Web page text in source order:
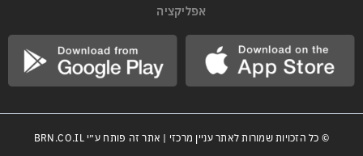
אפליקציה
© כל הזכויות שמורות לאתר עניין מרכזי | אתר זה פותח ע״יBRN.CO.IL